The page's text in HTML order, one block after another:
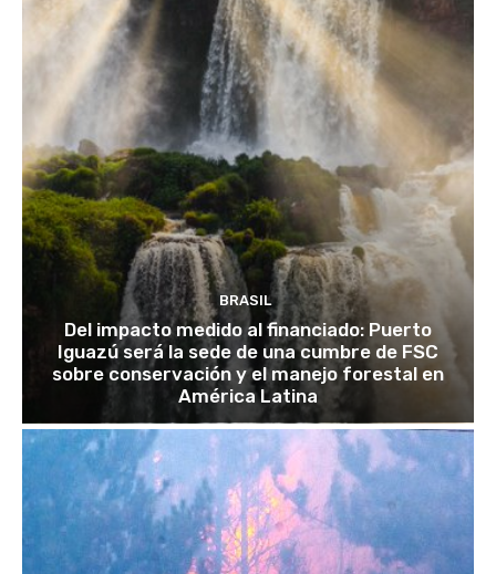
BRASIL
Del impacto medido al financiado: Puerto
Iguazú será la sede de una cumbre de FSC
sobre conservación y el manejo forestal en
América Latina